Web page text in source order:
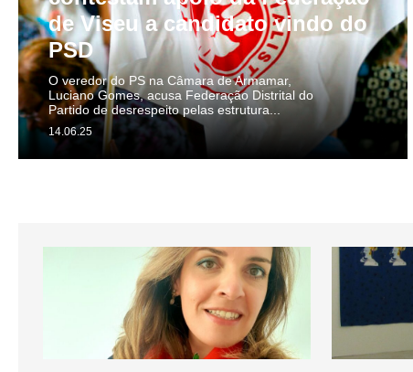
de Viseu a candidato vindo do
PSD
14.06.25
O veredor do PS na Câmara de Armamar,
Luciano Gomes, acusa Federação Distrital do
Partido de desrespeito pelas estrutura...